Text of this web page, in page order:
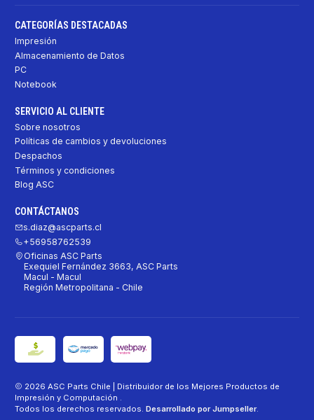
CATEGORÍAS DESTACADAS
Impresión
Almacenamiento de Datos
PC
Notebook
SERVICIO AL CLIENTE
Sobre nosotros
Políticas de cambios y devoluciones
Despachos
Términos y condiciones
Blog ASC
CONTÁCTANOS
s.diaz@ascparts.cl
+56958762539
Oficinas ASC Parts
Exequiel Fernández 3663, ASC Parts
Macul - Macul
Región Metropolitana - Chile
2026 ASC Parts Chile | Distribuidor de los Mejores Productos de
Impresión y Computación .
Todos los derechos reservados. Desarrollado por Jumpseller.